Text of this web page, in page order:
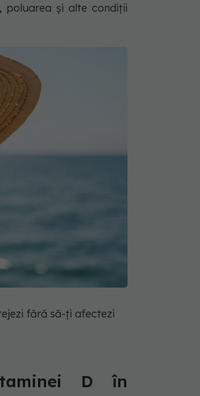
poluarea și alte condiții
fără să-ți afectezi
D în